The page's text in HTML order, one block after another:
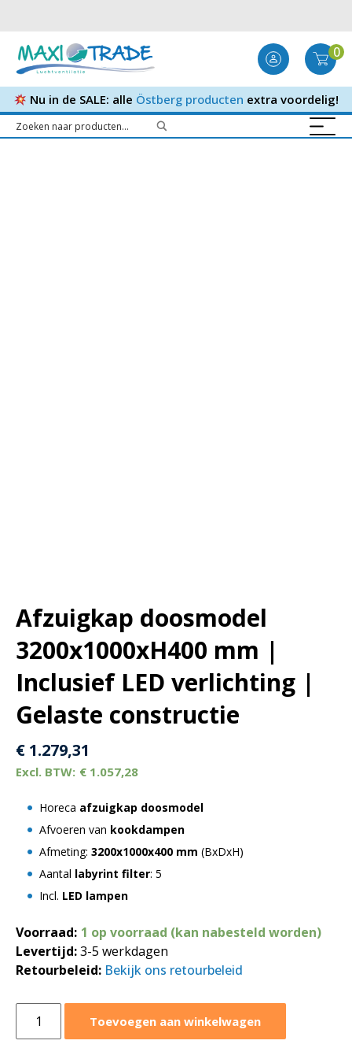
0
Nu in de SALE: alle Östberg producten extra voordelig!
Afzuigkap doosmodel
3200x1000xH400 mm |
Inclusief LED verlichting |
Gelaste constructie
€ 1.279,31
€ 1.057,28
Horeca afzuigkap doosmodel
Afvoeren van kookdampen
Afmeting: 3200x1000x400 mm (BxDxH)
Aantal labyrint filter: 5
Incl. LED lampen
Voorraad: 1 op voorraad (kan nabesteld worden)
Levertijd:3-5 werkdagen
Retourbeleid: Bekijk ons retourbeleid
doosmodel
Toevoegen aan winkelwagen